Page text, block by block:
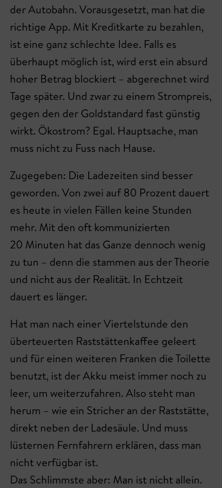
der Autobahn. Vorausgesetzt, man hat die
richtige App. Mit Kreditkarte zu bezahlen,
ist eine ganz schlechte Idee. Falls es
überhaupt möglich ist, wird erst ein absurd
hoher Betrag blockiert – abgerechnet wird
Tage später. Und zwar zu einem Strompreis,
gegen den der Goldstandard fast günstig
wirkt. Ökostrom? Egal. Hauptsache, man
muss nicht zu Fuss nach Hause.
Zugegeben: Die Ladezeiten sind besser
geworden. Von zwei auf 80 Prozent dauert
es heute in vielen Fällen keine Stunden
mehr. Mit den oft kommunizierten
20 Minuten hat das Ganze dennoch wenig
zu tun – denn die stammen aus der Theorie
und nicht aus der Realität. In Echtzeit
dauert es länger.
Hat man nach einer Viertelstunde den
überteuerten Raststättenkaffee geleert
und für einen weiteren Franken die Toilette
benutzt, ist der Akku meist immer noch zu
leer, um weiterzufahren. Also steht man
herum – wie ein Stricher an der Raststätte,
direkt neben der Ladesäule. Und muss
lüsternen Fernfahrern erklären, dass man
nicht verfügbar ist.
Das Schlimmste aber: Man ist nicht allein.